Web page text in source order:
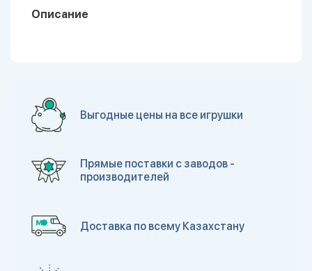
Описание
Выгодные цены на все игрушки
Прямые поставки с заводов -
производителей
Доставка по всему Казахстану